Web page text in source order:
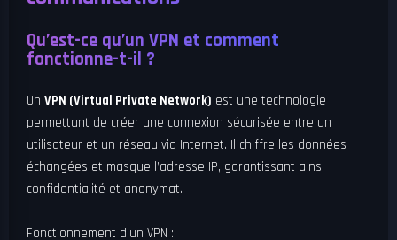
Qu’est-ce qu’un VPN et comment
fonctionne-t-il ?
Un VPN (Virtual Private Network) est une technologie
permettant de créer une connexion sécurisée entre un
utilisateur et un réseau via Internet. Il chiffre les données
échangées et masque l’adresse IP, garantissant ainsi
confidentialité et anonymat.
Fonctionnement d’un VPN :